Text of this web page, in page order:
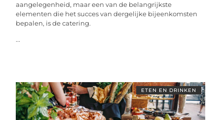
aangelegenheid, maar een van de belangrijkste
elementen die het succes van dergelijke bijeenkomsten
bepalen, is de catering.
...
ETEN EN DRINKEN